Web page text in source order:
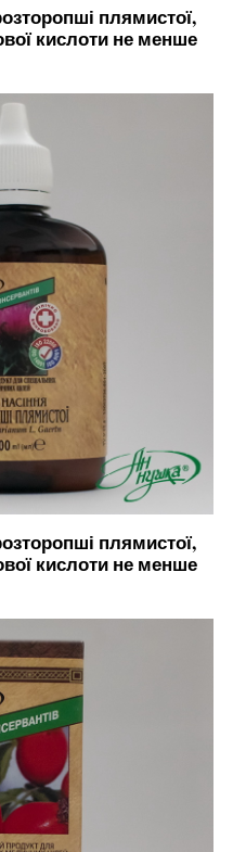
плямистої,
кислоти не менше
плямистої,
кислоти не менше